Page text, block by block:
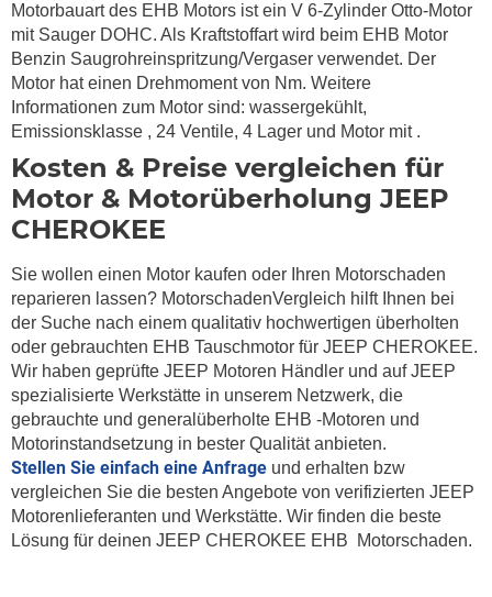
Motorbauart des EHB Motors ist ein V 6-Zylinder Otto-Motor
mit Sauger DOHC. Als Kraftstoffart wird beim EHB Motor
Benzin Saugrohreinspritzung/Vergaser verwendet. Der
Motor hat einen Drehmoment von Nm. Weitere
Informationen zum Motor sind: wassergekühlt,
Emissionsklasse , 24 Ventile, 4 Lager und Motor mit .
Kosten & Preise vergleichen für
Motor & Motorüberholung JEEP
CHEROKEE
Sie wollen einen Motor kaufen oder Ihren Motorschaden
reparieren lassen? MotorschadenVergleich hilft Ihnen bei
der Suche nach einem qualitativ hochwertigen überholten
oder gebrauchten EHB Tauschmotor für JEEP CHEROKEE.
Wir haben geprüfte JEEP Motoren Händler und auf JEEP
spezialisierte Werkstätte in unserem Netzwerk, die
gebrauchte und generalüberholte EHB -Motoren und
Motorinstandsetzung in bester Qualität anbieten.
Stellen Sie einfach eine Anfrage und erhalten bzw
vergleichen Sie die besten Angebote von verifizierten JEEP
Motorenlieferanten und Werkstätte. Wir finden die beste
Lösung für deinen JEEP CHEROKEE EHB Motorschaden.